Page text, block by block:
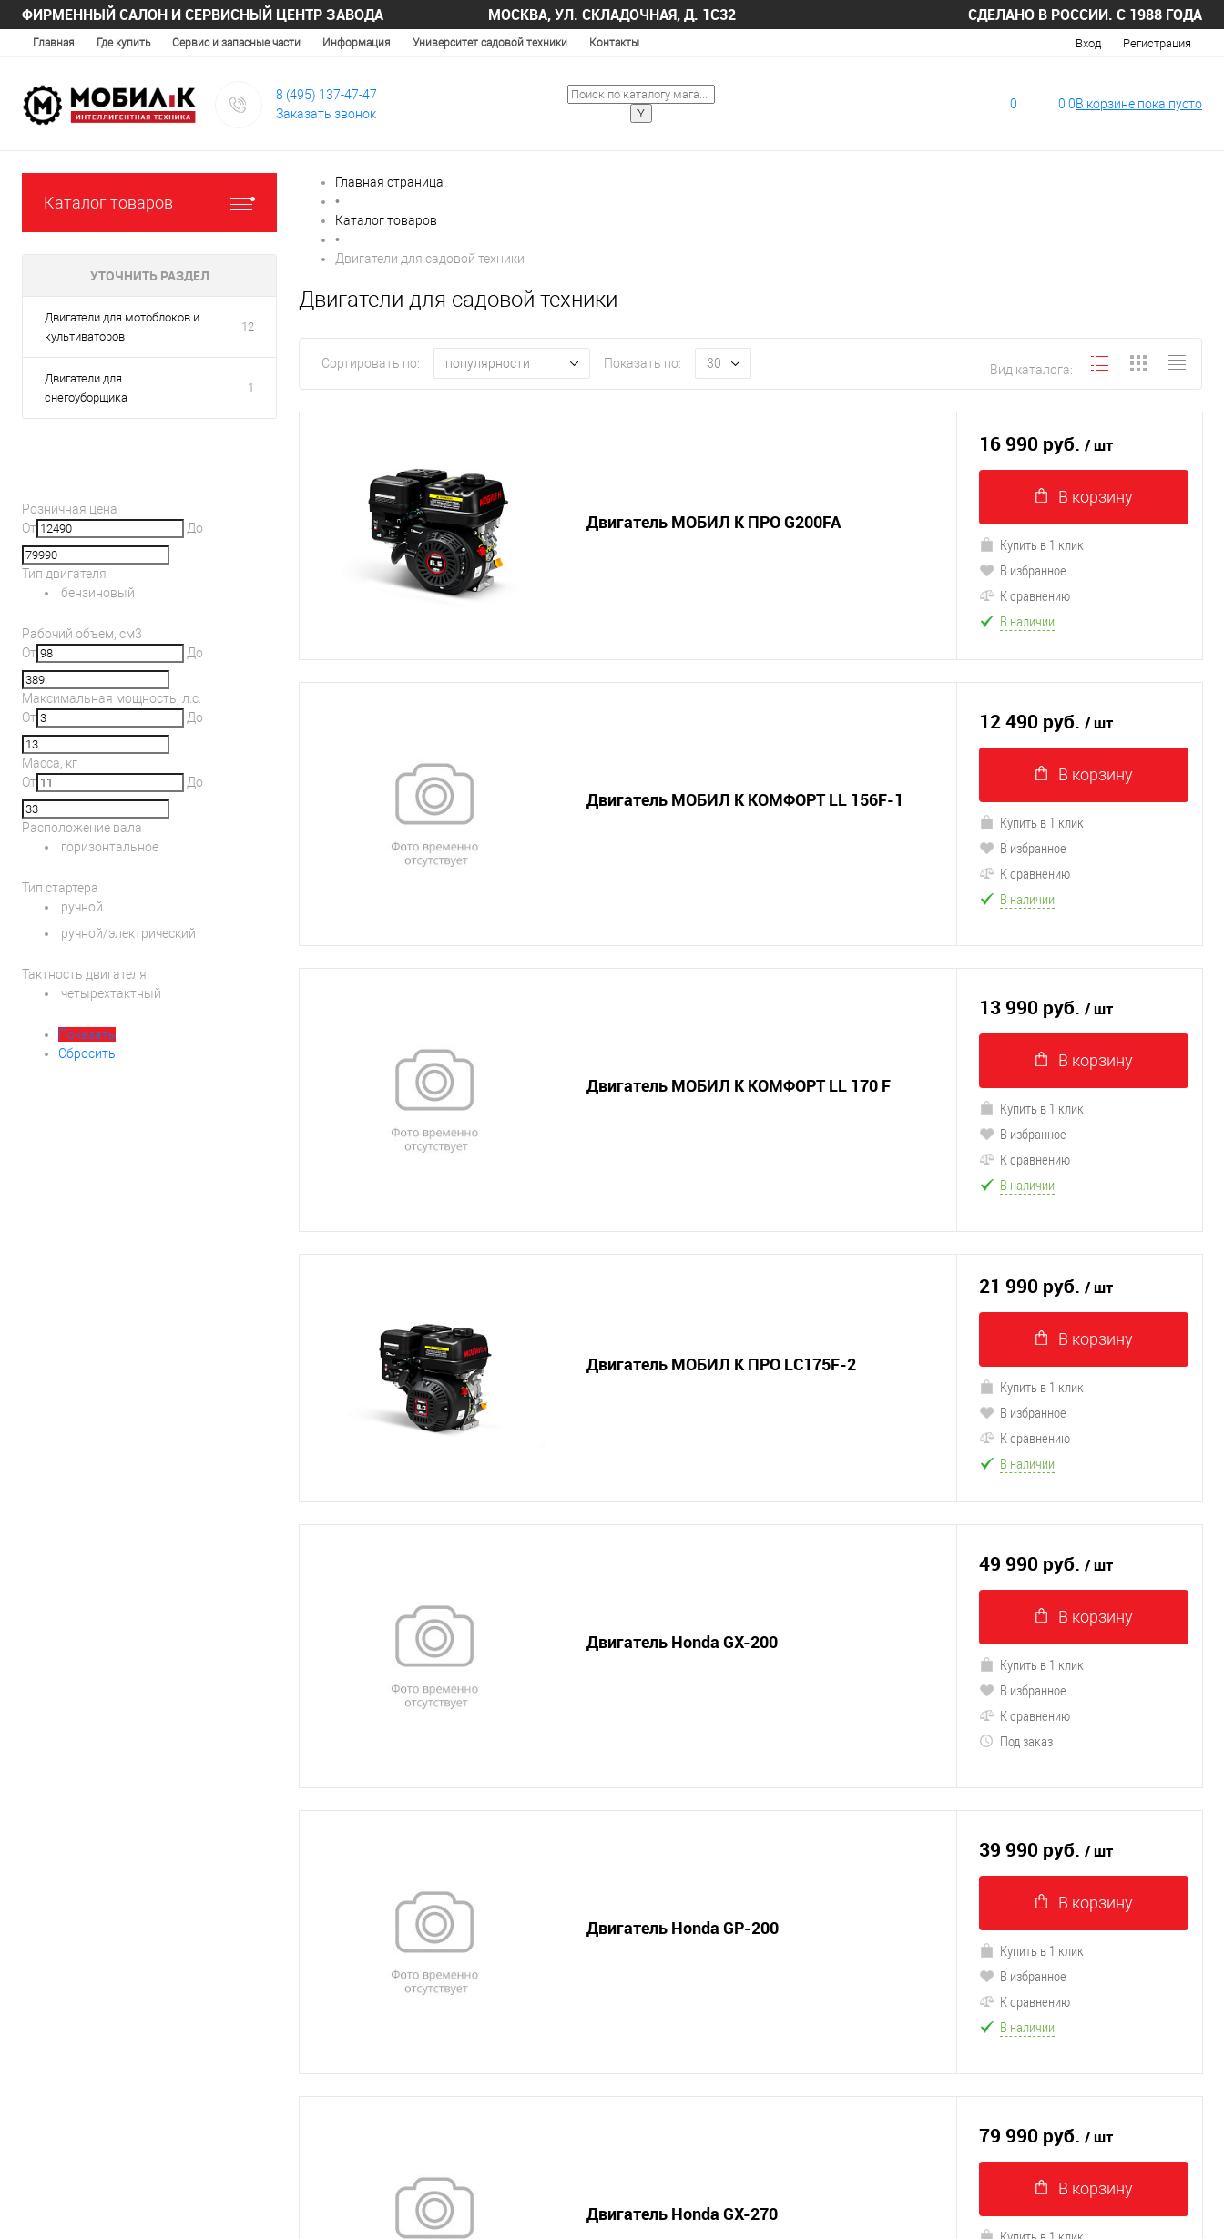
ФИРМЕННЫЙ САЛОН И СЕРВИСНЫЙ ЦЕНТР ЗАВОДА МОСКВА, УЛ. СКЛАДОЧНАЯ, Д. 1С32 СДЕЛАНО В РОССИИ. С 1988 ГОДА
Главная Где купить Сервис и запасные части Информация Университет садовой техники Контакты Вход Регистрация
8 (495) 137-47-47
Заказать звонок
0 0 0В корзине пока пусто
Каталог товаров
УТОЧНИТЬ РАЗДЕЛ
Двигатели для мотоблоков и
культиваторов
12
Двигатели для
снегоуборщика
1
Розничная цена
От
До
Тип двигателя
бензиновый
Рабочий объем, см3
От
До
Максимальная мощность, л.с.
От
До
Масса, кг
От
До
Расположение вала
горизонтальное
Тип стартера
ручной
ручной/электрический
Тактность двигателя
четырехтактный
Показать
Сбросить
Главная страница
•
Каталог товаров
•
Двигатели для садовой техники
Двигатели для садовой техники
Сортировать по: популярности Показать по: 30 Вид каталога:
Двигатель МОБИЛ К ПРО G200FA
16 990 руб. / шт
В корзину
Купить в 1 клик
В избранное
К сравнению
В наличии
Двигатель МОБИЛ К КОМФОРТ LL 156F-1
12 490 руб. / шт
В корзину
Купить в 1 клик
В избранное
К сравнению
В наличии
Двигатель МОБИЛ К КОМФОРТ LL 170 F
13 990 руб. / шт
В корзину
Купить в 1 клик
В избранное
К сравнению
В наличии
Двигатель МОБИЛ К ПРО LC175F-2
21 990 руб. / шт
В корзину
Купить в 1 клик
В избранное
К сравнению
В наличии
Двигатель Honda GX-200
49 990 руб. / шт
В корзину
Купить в 1 клик
В избранное
К сравнению
Под заказ
Двигатель Honda GP-200
39 990 руб. / шт
В корзину
Купить в 1 клик
В избранное
К сравнению
В наличии
Двигатель Honda GX-270
79 990 руб. / шт
В корзину